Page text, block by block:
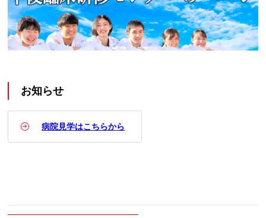
お知らせ
病院見学はこちらから